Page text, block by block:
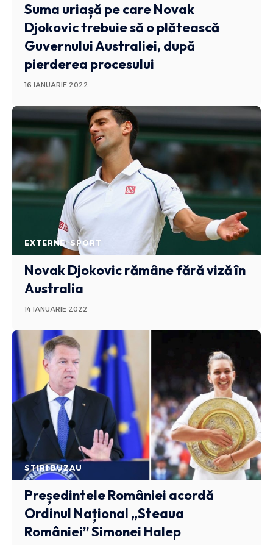
Suma uriașă pe care Novak
Djokovic trebuie să o plătească
Guvernului Australiei, după
pierderea procesului
16 IANUARIE 2022
EXTERNE SPORT
Novak Djokovic rămâne fără viză în
Australia
14 IANUARIE 2022
STIRI BUZAU
Președintele României acordă
Ordinul Național „Steaua
României” Simonei Halep